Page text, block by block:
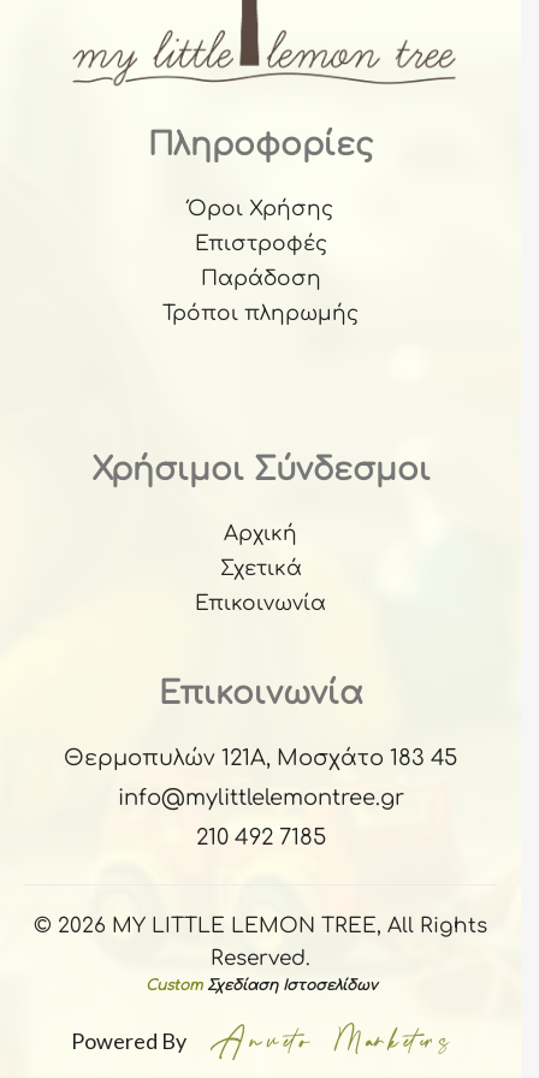
Πληροφορίες
Όροι Χρήσης
Επιστροφές
Παράδοση
Τρόποι πληρωμής
Χρήσιμοι Σύνδεσμοι
Αρχική
Σχετικά
Επικοινωνία
Επικοινωνία
Θερμοπυλών 121Α, Μοσχάτο 183 45
info@mylittlelemontree.gr
210 492 7185
© 2026 MY LITTLE LEMON TREE, All Rights
Reserved.
Custom Σχεδίαση Ιστοσελίδων
Powered By